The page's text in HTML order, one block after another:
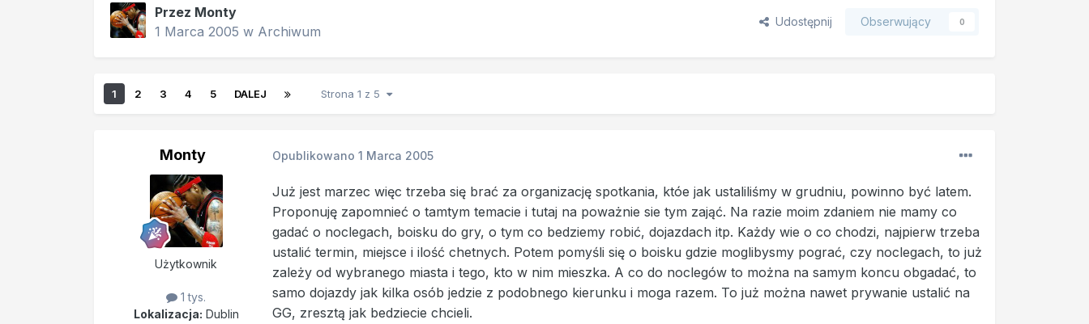
Przez Monty
1 Marca 2005 w Archiwum
Udostępnij Obserwujący 0
1 2 3 4 5 DALEJ Strona 1 z 5
Monty
Użytkownik
1 tys.
Lokalizacja: Dublin
Opublikowano 1 Marca 2005
Już jest marzec więc trzeba się brać za organizację spotkania, któe jak ustaliliśmy w grudniu, powinno być latem.
Proponuję zapomnieć o tamtym temacie i tutaj na poważnie sie tym zająć. Na razie moim zdaniem nie mamy co
gadać o noclegach, boisku do gry, o tym co bedziemy robić, dojazdach itp. Każdy wie o co chodzi, najpierw trzeba
ustalić termin, miejsce i ilość chetnych. Potem pomyśli się o boisku gdzie moglibysmy pograć, czy noclegach, to już
zależy od wybranego miasta i tego, kto w nim mieszka. A co do noclegów to można na samym koncu obgadać, to
samo dojazdy jak kilka osób jedzie z podobnego kierunku i moga razem. To już można nawet prywanie ustalić na
GG, zresztą jak bedziecie chcieli.